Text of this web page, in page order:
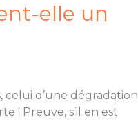
elle un
celui d’une dégradation
! Preuve, s’il en est